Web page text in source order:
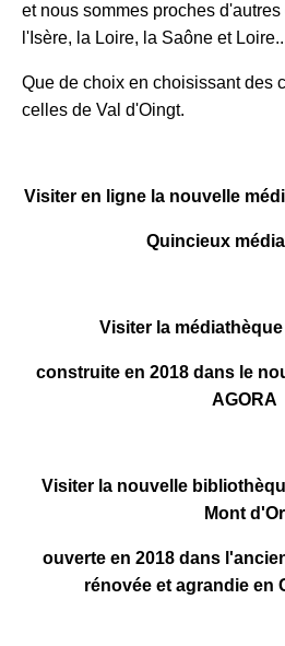
et nous sommes proches
l'Isère, la Loire, la Saône et
Que de choix en choisissant des
celles de Val d'Oingt.
Visiter en ligne la nouvelle
Quincieux
Visiter la
construite en 2018 dans le
AGORA
Visiter la nouvelle
Mont d'Or
ouverte en 2018 dans
rénovée et agrandie en